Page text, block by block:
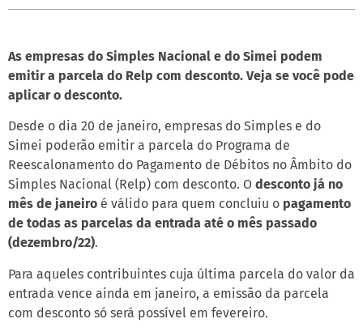
As empresas do Simples Nacional e do Simei podem
emitir a parcela do Relp com desconto. Veja se você pode
aplicar o desconto.
Desde o dia 20 de janeiro, empresas do Simples e do
Simei poderão emitir a parcela do Programa de
Reescalonamento do Pagamento de Débitos no Âmbito do
Simples Nacional (Relp) com desconto. O desconto já no
mês de janeiro é válido para quem concluiu o pagamento
de todas as parcelas da entrada até o mês passado
(dezembro/22).
Para aqueles contribuintes cuja última parcela do valor da
entrada vence ainda em janeiro, a emissão da parcela
com desconto só será possível em fevereiro.